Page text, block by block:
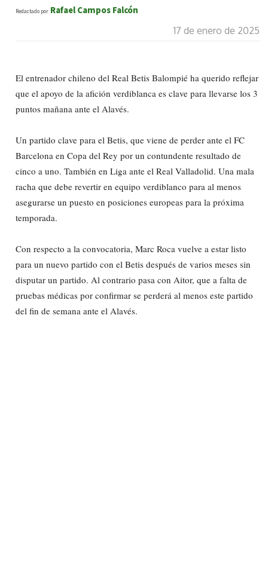
Redactado por Rafael Campos Falcón
17 de enero de 2025
El entrenador chileno del Real Betis Balompié ha querido reflejar
que el apoyo de la afición verdiblanca es clave para llevarse los 3
puntos mañana ante el Alavés.
Un partido clave para el Betis, que viene de perder ante el FC
Barcelona en Copa del Rey por un contundente resultado de
cinco a uno. También en Liga ante el Real Valladolid. Una mala
racha que debe revertir en equipo verdiblanco para al menos
asegurarse un puesto en posiciones europeas para la próxima
temporada.
Con respecto a la convocatoria, Marc Roca vuelve a estar listo
para un nuevo partido con el Betis después de varios meses sin
disputar un partido. Al contrario pasa con Aitor, que a falta de
pruebas médicas por confirmar se perderá al menos este partido
del fin de semana ante el Alavés.